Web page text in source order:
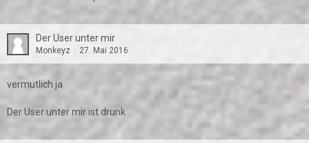
Der User unter mir
Monkeyz 27. Mai 2016
vermutlich ja
Der User unter mir ist drunk